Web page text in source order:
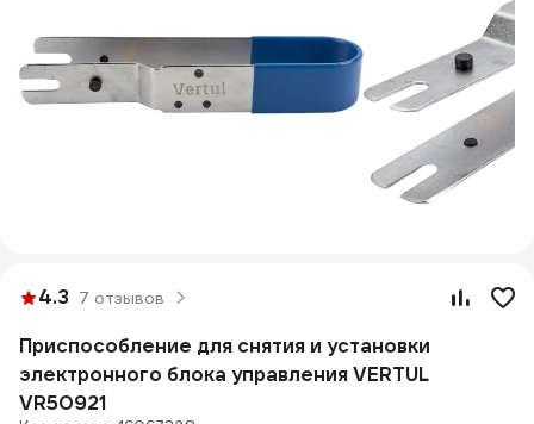
4.3 7 отзывов
Приспособление для снятия и установки
электронного блока управления VERTUL
VR50921